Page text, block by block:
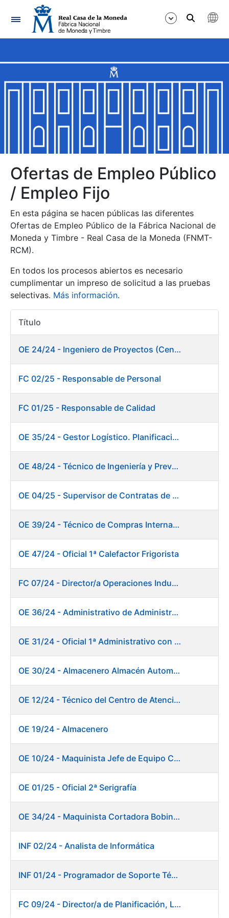
Navegación
Mostrar/Ocultar
Mostrar/Ocultar
Mostrar/Ocultar
Mostrar/Ocultar
Mostrar/Ocultar
Mostrar/Ocultar
Mostrar/Ocultar
Mostrar/Ocultar
Ofertas de Empleo Público
/ Empleo Fijo
En esta página se hacen públicas las diferentes
Ofertas de Empleo Público de la Fábrica Nacional de
Moneda y Timbre - Real Casa de la Moneda (FNMT-
RCM).
En todos los procesos abiertos es necesario
cumplimentar un impreso de solicitud a las pruebas
selectivas. Más información.
Título
OE 24/24 - Ingeniero de Proyectos (Centro de trabajo Burgos)
FC 02/25 - Responsable de Personal
FC 01/25 - Responsable de Calidad
OE 35/24 - Gestor Logístico. Planificación, Logística y Almacenes
OE 48/24 - Técnico de Ingeniería y Prevención de Mantenimiento
OE 04/25 - Supervisor de Contratas de Climatización. Fábrica Papel
OE 39/24 - Técnico de Compras Internacional
OE 47/24 - Oficial 1ª Calefactor Frigorista
FC 07/24 - Director/a Operaciones Industriales
OE 36/24 - Administrativo de Administración de Personal
OE 31/24 - Oficial 1ª Administrativo con inglés y francés
OE 30/24 - Almacenero Almacén Automático
OE 12/24 - Técnico del Centro de Atención a Usuarios
OE 19/24 - Almacenero
OE 10/24 - Maquinista Jefe de Equipo Corte y Enfajado
OE 01/25 - Oficial 2ª Serigrafía
OE 34/24 - Maquinista Cortadora Bobinadora. Fábrica Papel
INF 02/24 - Analista de Informática
INF 01/24 - Programador de Soporte Técnico
FC 09/24 - Director/a de Planificación, Logística y Almacenes